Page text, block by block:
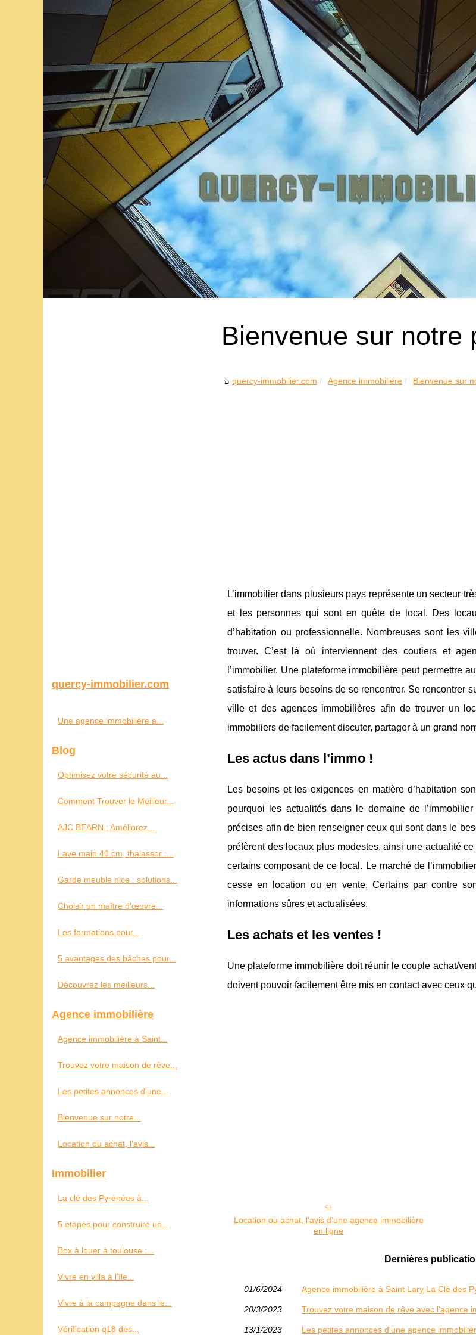
Bienvenue sur notre
quercy-immobilier.com Agence immobilière Bienvenue sur
L’immobilier dans plusieurs pays représente un secteur
et les personnes qui sont en quête de local. Des
d’habitation ou professionnelle. Nombreuses sont les
trouver. C’est là où interviennent des coutiers et
l’immobilier. Une plateforme immobilière peut permettre
satisfaire à leurs besoins de se rencontrer. Se rencontrer
ville et des agences immobilières afin de trouver un
immobiliers de facilement discuter, partager à un grand
Les actus dans l’immo !
Les besoins et les exigences en matière d’habitation
pourquoi les actualités dans le domaine de
précises afin de bien renseigner ceux qui sont dans le
préfèrent des locaux plus modestes, ainsi une actualité
certains composant de ce local. Le marché de
cesse en location ou en vente. Certains par contre
informations sûres et actualisées.
Les achats et les ventes !
Une plateforme immobilière doit réunir le couple achat/
doivent pouvoir facilement être mis en contact avec ceux
Location ou achat, l'avis d'une agence immobilière
en ligne
Dernières
01/6/2024 Agence immobilière à Saint Lary La Clé des
20/3/2023 Trouvez votre maison de rêve avec l'agence
13/1/2023 Les petites annonces d'une agence
quercy-immobilier.com
Une agence immobilière a...
Blog
Optimisez votre sécurité au...
Comment Trouver le Meilleur...
AJC BEARN : Améliorez...
Lave main 40 cm, thalassor :...
Garde meuble nice : solutions...
Choisir un maître d'œuvre...
Les formations pour...
5 avantages des bâches pour...
Découvrez les meilleurs...
Agence immobilière
Agence immobilière à Saint...
Trouvez votre maison de rêve...
Les petites annonces d'une...
Bienvenue sur notre...
Location ou achat, l'avis...
Immobilier
La clé des Pyrénées à...
5 etapes pour construire un...
Box à louer à toulouse :...
Vivre en villa à l’île...
Vivre à la campagne dans le...
Vérification q18 des...